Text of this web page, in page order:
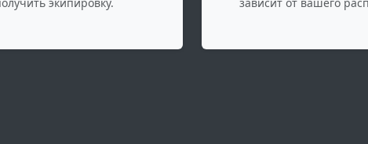
экипировку.
зависит от вашего